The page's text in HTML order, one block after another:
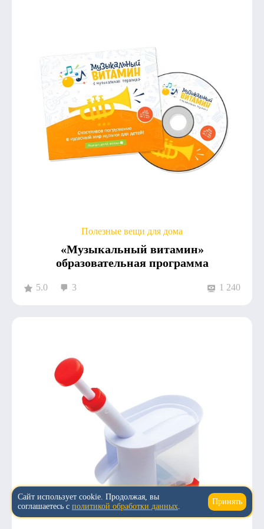
Полезные вещи для дома
«Музыкальный витамин»
образовательная программа
5.0 3 1 240
↑
Сайт использует cookie. Продолжая, вы
соглашаетесь с политикой обработки данных.
Принять